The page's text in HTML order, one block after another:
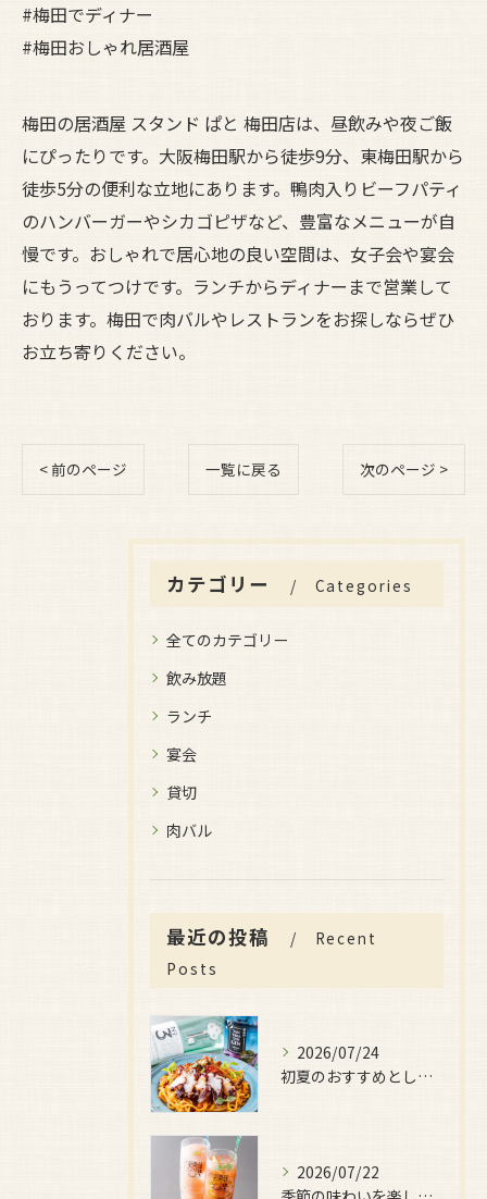
#梅田でディナー
#梅田おしゃれ居酒屋
梅田の居酒屋 スタンド ぱと 梅田店は、昼飲みや夜ご飯
にぴったりです。大阪梅田駅から徒歩9分、東梅田駅から
徒歩5分の便利な立地にあります。鴨肉入りビーフパティ
のハンバーガーやシカゴピザなど、豊富なメニューが自
慢です。おしゃれで居心地の良い空間は、女子会や宴会
にもうってつけです。ランチからディナーまで営業して
おります。梅田で肉バルやレストランをお探しならぜひ
お立ち寄りください。
< 前のページ 一覧に戻る 次のページ >
カテゴリー Categories
全てのカテゴリー
飲み放題
ランチ
宴会
貸切
肉バル
最近の投稿
Recent
Posts
2026/07/24
初夏のおすすめとしてご用意しているのが、
2026/07/22